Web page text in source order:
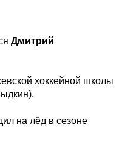
Дмитрий
хоккейной школы
на лёд в сезоне